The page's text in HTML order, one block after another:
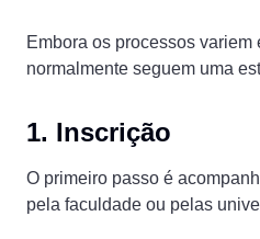
Embora os processos variem
normalmente seguem uma
1. Inscrição
O primeiro passo é
pela faculdade ou pelas